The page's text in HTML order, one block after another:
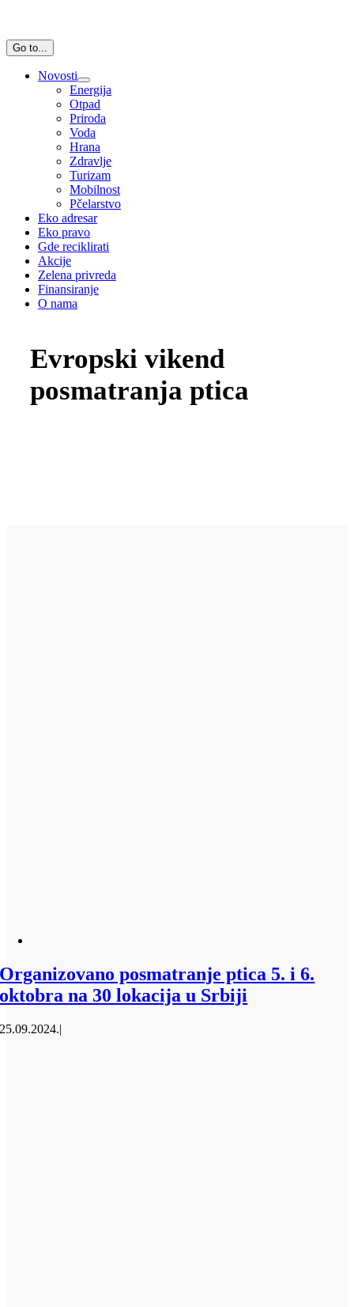
Go to...
Novosti
Energija
Otpad
Priroda
Voda
Hrana
Zdravlje
Turizam
Mobilnost
Pčelarstvo
Eko adresar
Eko pravo
Gde reciklirati
Akcije
Zelena privreda
Finansiranje
O nama
Evropski vikend
posmatranja ptica
Organizovano posmatranje ptica 5. i 6.
oktobra na 30 lokacija u Srbiji
25.09.2024.|